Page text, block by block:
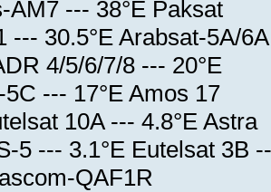
AM7 --- 38°E Paksat
--- 30.5°E Arabsat-5A/6A
4/5/6/7/8 --- 20°E
--- 17°E Amos 17
10A --- 4.8°E Astra
5 --- 3.1°E Eutelsat 3B
QAF1R